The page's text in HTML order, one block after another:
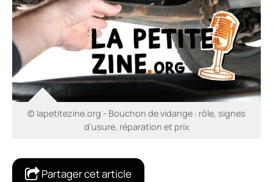
© lapetitezine.org - Bouchon de vidange : rôle, signes
d’usure, réparation et prix
Partager cet article